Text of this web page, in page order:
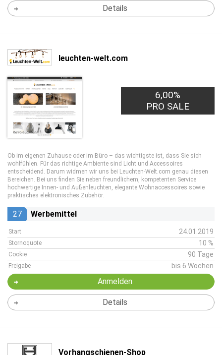
Details
leuchten-welt.com
6,00%
PRO SALE
Ob im eigenen Zuhause oder im Büro – das wichtigste ist, dass Sie sich
wohlfühlen. Für das richtige Ambiente sind Licht und Accessoires
entscheidend. Darum widmen wir uns bei Leuchten-Welt.com genau diesen
Bereichen. Bei uns finden Sie neben freundlichem, kompetenten Service
hochwertige Innen- und Außenleuchten, elegante Wohnaccessoires sowie
praktisches elektronisches Zubehör.
27 Werbemittel
Start 24.01.2019
Stornoquote 10 %
Cookie 90 Tage
Freigabe bis 6 Wochen
Anmelden
Details
Vorhangschienen-Shop